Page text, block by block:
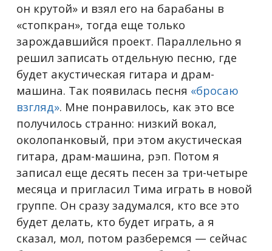
он крутой» и взял его на барабаны в
«стопкран», тогда еще только
зарождавшийся проект. Параллельно я
решил записать отдельную песню, где
будет акустическая гитара и драм-
машина. Так появилась песня «бросаю
взгляд». Мне понравилось, как это все
получилось странно: низкий вокал,
околопанковый, при этом акустическая
гитара, драм-машина, рэп. Потом я
записал еще десять песен за три-четыре
месяца и пригласил Тима играть в новой
группе. Он сразу задумался, кто все это
будет делать, кто будет играть, а я
сказал, мол, потом разберемся — сейчас